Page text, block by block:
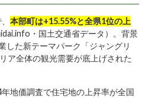
、本部町は+15.55%と全県1位の上
・国土交通省データ）。背景
した新テーマパーク「ジャングリ
ア全体の観光需要が底上げされた
地価調査で住宅地の上昇率が全国